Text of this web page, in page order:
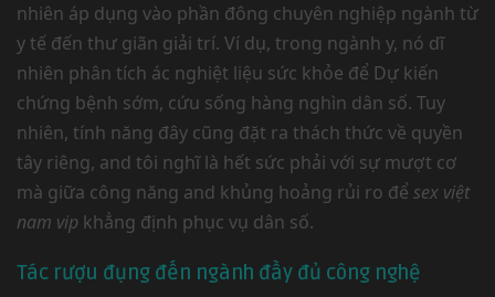
nhiên áp dụng vào phần đông chuyên nghiệp ngành từ
y tế đến thư giãn giải trí. Ví dụ, trong ngành y, nó dĩ
nhiên phân tích ác nghiệt liệu sức khỏe để Dự kiến
chứng bệnh sớm, cứu sống hàng nghìn dân số. Tuy
nhiên, tính năng đây cũng đặt ra thách thức về quyền
tây riêng, and tôi nghĩ là hết sức phải với sự mượt cơ
mà giữa công năng and khủng hoảng rủi ro để sex việt
nam vip khẳng định phục vụ dân số.
Tác rượu đụng đến ngành đầy đủ công nghệ